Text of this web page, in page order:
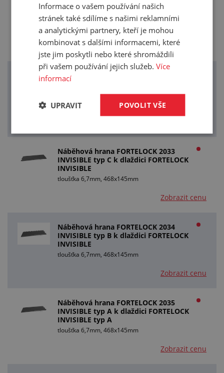
Fixační disperze UZIN UNIFIX
12kg
Zobrazit cenu
Náběhová hrana FORTELOCK 2032
INVISIBLE typ D k dlaždici FORTELOCK
tloušťka 6,7mm, 468x145mm
Náběhová hrana FORTELOCK 2033
INVISIBLE typ C k dlaždici FORTELOCK
INVISIBLE
tloušťka 6,7mm, 468x145mm
Zobrazit cenu
Náběhová hrana FORTELOCK 2034
INVISIBLE typ B k dlaždici FORTELOCK
INVISIBLE
tloušťka 6,7mm, 468x145mm
Zobrazit cenu
Náběhová hrana FORTELOCK 2035
INVISIBLE typ A k dlaždici FORTELOCK
INVISIBLE typ A
tloušťka 6,7mm, 468x145mm
Zobrazit cenu
Informace o vašem používání našich
stránek také sdílíme s našimi reklamními
a analytickými partnery, kteří je mohou
kombinovat s dalšími informacemi, které
jste jim poskytli nebo které shromáždili
při vašem používání jejich služeb.Více
informací
POVOLIT VŠE
UPRAVIT